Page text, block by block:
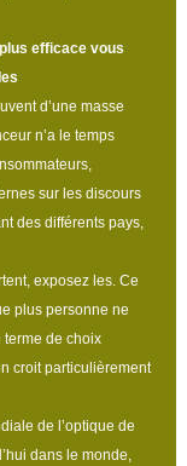
efficace vous
d’une masse
n’a le temps
sur les discours
des différents pays,
exposez les. Ce
plus personne ne
terme de choix
croit particulièrement
de l’optique de
dans le monde,